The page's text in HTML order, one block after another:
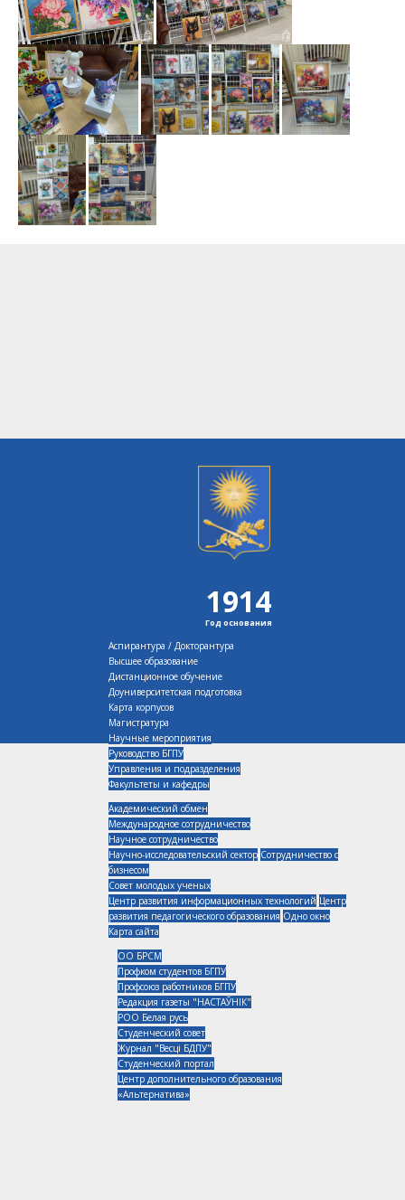
1914
Год основания
Аспирантура / Докторантура
Высшее образование
Дистанционное обучение
Доуниверситетская подготовка
Карта корпусов
Магистратура
Научные мероприятия
Руководство БГПУ
Управления и подразделения
Факультеты и кафедры
Академический обмен
Международное сотрудничество
Научное сотрудничество
Научно-исследовательский сектор Сотрудничество с
бизнесом
Совет молодых ученых
Центр развития информационных технологий Центр
развития педагогического образования Одно окно
Карта сайта
ОО БРСМ
Профком студентов БГПУ
Профсоюз работников БГПУ
Редакция газеты "НАСТАЎНІК"
РОО Белая русь
Студенческий совет
Журнал "Весцi БДПУ"
Студенческий портал
Центр дополнительного образования
«Альтернатива»